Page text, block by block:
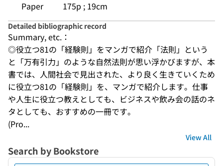
Paper 175p ; 19cm
Detailed bibliographic record
Summary, etc.：
◎役立つ81の「経験則」をマンガで紹介「法則」という
と「万有引力」のような自然法則が思い浮かびますが、本
書では、人間社会で見出された、より良く生きていくため
に役立つ81の「経験則」を、マンガで紹介します。仕事
や人生に役立つ教えとしても、ビジネスや飲み会の話のネ
タとしても、おすすめの一冊です。
(Pro...
View All
Search by Bookstore